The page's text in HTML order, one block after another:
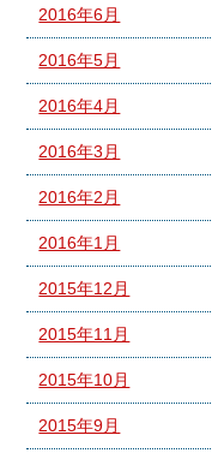
2016年6月
2016年5月
2016年4月
2016年3月
2016年2月
2016年1月
2015年12月
2015年11月
2015年10月
2015年9月